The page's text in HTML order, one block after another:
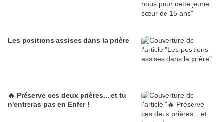
Les positions assises dans la prière
🔥 Préserve ces deux prières... et tu
n'entreras pas en Enfer !